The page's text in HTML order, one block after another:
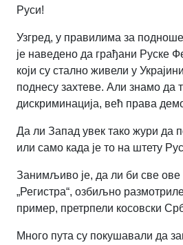
Руси!
Узгред, у правилима за
је наведено да грађани Руске
који су стално живели у
поднесу захтеве. Али знамо да
дискриминација, већ права
Да ли Запад увек тако жури да
или само када је то на штету
Занимљиво је, да ли би све
„Регистра“, озбиљно
пример, претрпели косовски
Много пута су покушавали да